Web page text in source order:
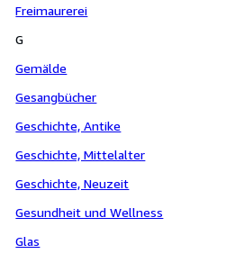
Freimaurerei
G
Gemälde
Gesangbücher
Geschichte, Antike
Geschichte, Mittelalter
Geschichte, Neuzeit
Gesundheit und Wellness
Glas